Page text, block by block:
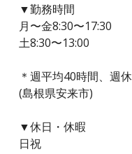
▼勤務時間
月〜金8:30〜17:30
土8:30〜13:00
＊週平均40時間、週
(島根県安来市)
▼休日・休暇
日祝